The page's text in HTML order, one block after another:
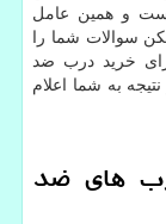
و همین عامل
سوالات شما را
خرید درب ضد
به شما اعلام
های ضد